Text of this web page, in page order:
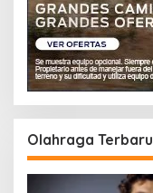
Olahraga Terbaru